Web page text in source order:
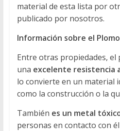
material de esta lista por
publicado por nosotros.
Información sobre el Plomo
Entre otras propiedades, el
una excelente resistencia
lo convierte en un material
como la construcción o la
También es un metal
personas en contacto con